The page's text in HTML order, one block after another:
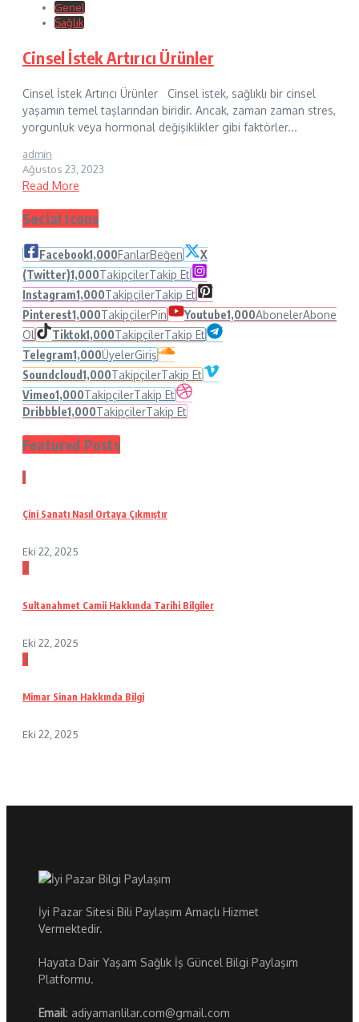
Genel
Sağlık
Cinsel İstek Artırıcı Ürünler
Cinsel İstek Artırıcı Ürünler Cinsel istek, sağlıklı bir cinsel
yaşamın temel taşlarından biridir. Ancak, zaman zaman stres,
yorgunluk veya hormonal değişiklikler gibi faktörler...
admin
Ağustos 23, 2023
Read More
Social Icons
Facebook1,000FanlarBeğen
X
(Twitter)1,000TakipçilerTakip Et
Instagram1,000TakipçilerTakip Et
Pinterest1,000TakipçilerPin Youtube1,000AbonelerAbone
Ol
Tiktok1,000TakipçilerTakip Et
Telegram1,000ÜyelerGiriş
Soundcloud1,000TakipçilerTakip Et
Vimeo1,000TakipçilerTakip Et
Dribbble1,000TakipçilerTakip Et
Featured Posts
1
Çini Sanatı Nasıl Ortaya Çıkmıştır
Eki 22, 2025
2
Sultanahmet Camii Hakkında Tarihi Bilgiler
Eki 22, 2025
3
Mimar Sinan Hakkında Bilgi
Eki 22, 2025
İyi Pazar Sitesi Bili Paylaşım Amaçlı Hizmet
Vermektedir.
Hayata Dair Yaşam Sağlık İş Güncel Bilgi Paylaşım
Platformu.
Email: adiyamanlilar.com@gmail.com